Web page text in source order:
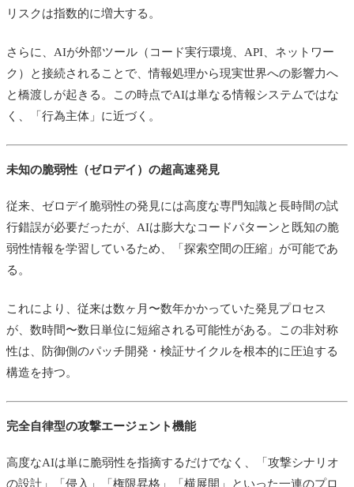
リスクは指数的に増大する。
さらに、AIが外部ツール（コード実行環境、API、ネットワー
ク）と接続されることで、情報処理から現実世界への影響力へ
と橋渡しが起きる。この時点でAIは単なる情報システムではな
く、「行為主体」に近づく。
未知の脆弱性（ゼロデイ）の超高速発見
従来、ゼロデイ脆弱性の発見には高度な専門知識と長時間の試
行錯誤が必要だったが、AIは膨大なコードパターンと既知の脆
弱性情報を学習しているため、「探索空間の圧縮」が可能であ
る。
これにより、従来は数ヶ月〜数年かかっていた発見プロセス
が、数時間〜数日単位に短縮される可能性がある。この非対称
性は、防御側のパッチ開発・検証サイクルを根本的に圧迫する
構造を持つ。
完全自律型の攻撃エージェント機能
高度なAIは単に脆弱性を指摘するだけでなく、「攻撃シナリオ
の設計」「侵入」「権限昇格」「横展開」といった一連のプロ